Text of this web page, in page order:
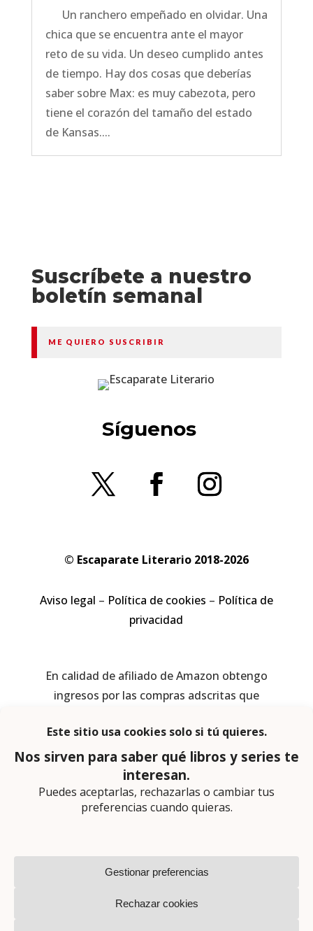
Un ranchero empeñado en olvidar. Una
chica que se encuentra ante el mayor
reto de su vida. Un deseo cumplido antes
de tiempo. Hay dos cosas que deberías
saber sobre Max: es muy cabezota, pero
tiene el corazón del tamaño del estado
de Kansas....
Suscríbete a nuestro
boletín semanal
ME QUIERO SUSCRIBIR
Síguenos
© Escaparate Literario 2018-2026
Aviso legal – Política de cookies – Política de
privacidad
En calidad de afiliado de Amazon obtengo
ingresos por las compras adscritas que
Página web diseñada por